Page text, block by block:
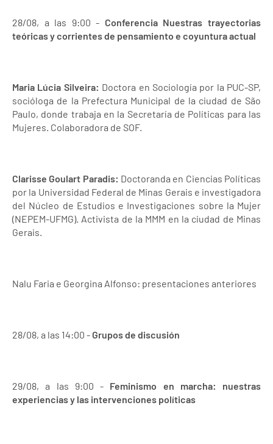
28/08, a las 9:00 - Conferencia Nuestras trayectorias
teóricas y corrientes de pensamiento e coyuntura actual
Maria Lúcia Silveira: Doctora en Sociología por la PUC-SP,
socióloga de la Prefectura Municipal de la ciudad de São
Paulo, donde trabaja en la Secretaría de Políticas para las
Mujeres. Colaboradora de SOF.
Clarisse Goulart Paradis: Doctoranda en Ciencias Políticas
por la Universidad Federal de Minas Gerais e investigadora
del Núcleo de Estudios e Investigaciones sobre la Mujer
(NEPEM-UFMG). Activista de la MMM en la ciudad de Minas
Gerais.
Nalu Faria e Georgina Alfonso: presentaciones anteriores
28/08, a las 14:00 - Grupos de discusión
29/08, a las 9:00 - Feminismo en marcha: nuestras
experiencias y las intervenciones políticas